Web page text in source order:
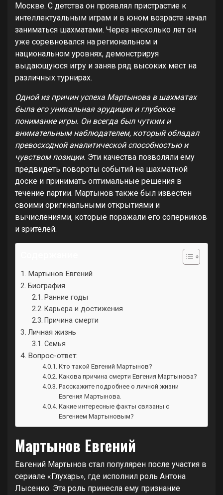
Москве. С детства он проявлял пристрастие к
интеллектуальным играм и в юном возрасте начал
заниматься шахматами. Через несколько лет он
уже соревновался на региональном и
национальном уровнях, демонстрируя
выдающуюся игру и заняв ряд высоких мест на
различных турнирах.
Одной из причин успеха Мартынова в шахматах
была его уникальная эрудиция и глубокое
понимание игры. Он всегда был чутким и
внимательным наблюдателем, который обладал
превосходной аналитической способностью и
чувством позиции. Эти качества позволяли ему
предвидеть повороты событий на шахматной
доске и принимать оптимальные решения в
течение партии. Мартынов также был известен
своими оригинальными открытиями и
вычислениями, которые поражали его соперников
и зрителей.
Мартынов Евгений
Биография
Ранние годы
Карьера и достижения
Причина смерти
Личная жизнь
Семья
Вопрос-ответ:
Кто такой Евгений Мартынов?
Какова причина смерти Евгения Мартынова?
Расскажите подробнее о личной жизни
Евгения Мартынова.
Какие интересные факты связаны с
Евгением Мартыновым?
Мартынов Евгений
Евгений Мартынов стал популярен после участия в
сериале «Глухарь», где исполнил роль Антона
Лысенко. Эта роль принесла ему признание